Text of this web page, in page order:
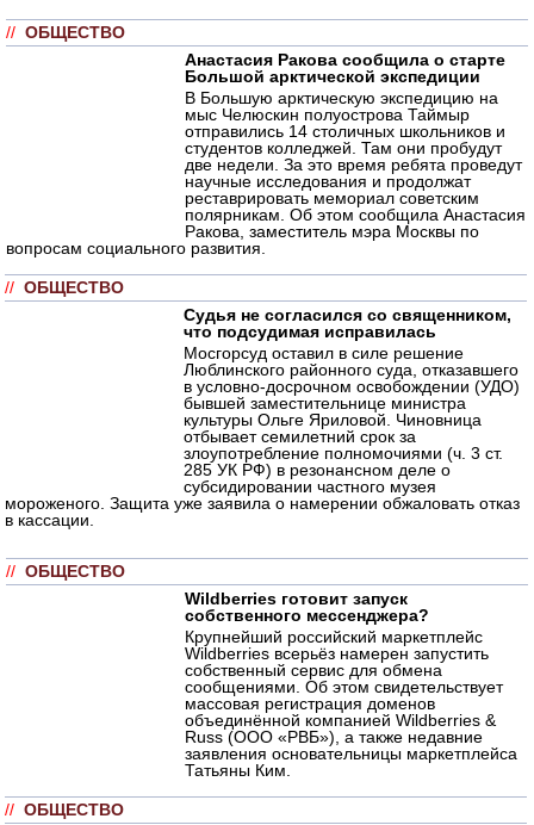
// ОБЩЕСТВО
Анастасия Ракова сообщила о старте
Большой арктической экспедиции
В Большую арктическую экспедицию на
мыс Челюскин полуострова Таймыр
отправились 14 столичных школьников и
студентов колледжей. Там они пробудут
две недели. За это время ребята проведут
научные исследования и продолжат
реставрировать мемориал советским
полярникам. Об этом сообщила Анастасия
Ракова, заместитель мэра Москвы по
вопросам социального развития.
// ОБЩЕСТВО
Судья не согласился со священником,
что подсудимая исправилась
Мосгорсуд оставил в силе решение
Люблинского районного суда, отказавшего
в условно-досрочном освобождении (УДО)
бывшей заместительнице министра
культуры Ольге Яриловой. Чиновница
отбывает семилетний срок за
злоупотребление полномочиями (ч. 3 ст.
285 УК РФ) в резонансном деле о
субсидировании частного музея
мороженого. Защита уже заявила о намерении обжаловать отказ
в кассации.
// ОБЩЕСТВО
Wildberries готовит запуск
собственного мессенджера?
Крупнейший российский маркетплейс
Wildberries всерьёз намерен запустить
собственный сервис для обмена
сообщениями. Об этом свидетельствует
массовая регистрация доменов
объединённой компанией Wildberries &
Russ (ООО «РВБ»), а также недавние
заявления основательницы маркетплейса
Татьяны Ким.
// ОБЩЕСТВО